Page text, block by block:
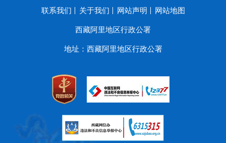
联系我们 关于我们 网站声明 网站地图
西藏阿里地区行政公署
地址：西藏阿里地区行政公署